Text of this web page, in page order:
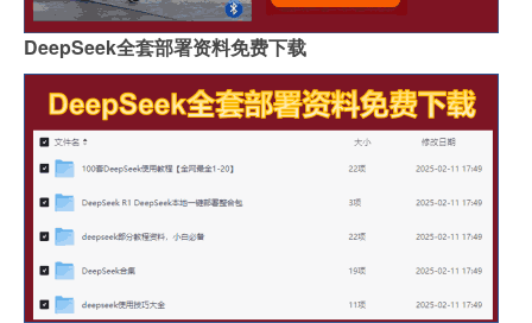
DeepSeek全套部署资料免费下载